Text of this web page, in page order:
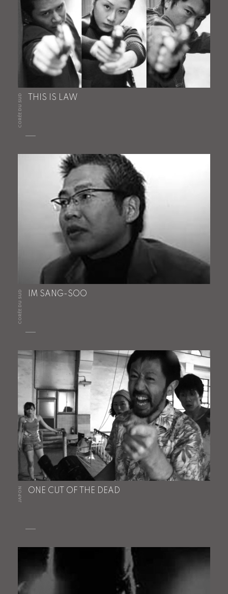
CORÉE DU SUD THIS IS LAW
CORÉE DU SUD IM SANG-SOO
JAPON ONE CUT OF THE DEAD